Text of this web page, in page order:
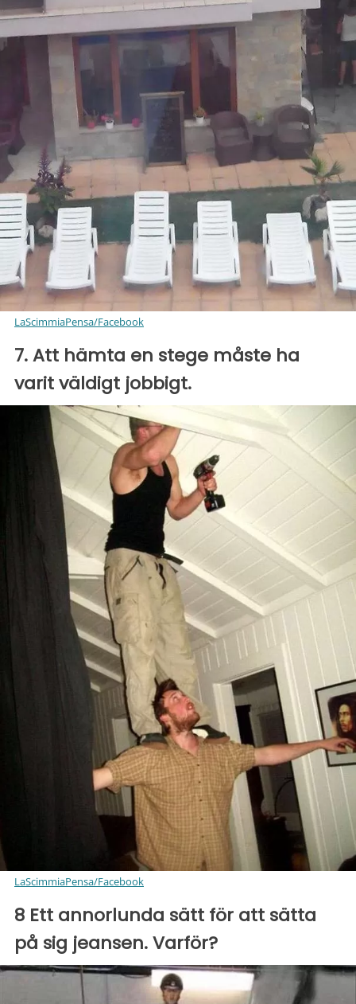
LaScimmiaPensa/Facebook
7. Att hämta en stege måste ha
varit väldigt jobbigt.
LaScimmiaPensa/Facebook
8 Ett annorlunda sätt för att sätta
på sig jeansen. Varför?